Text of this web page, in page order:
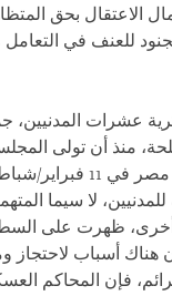
الاعتقال بحق
للعنف في
عشرات المدنيين،
منذ أن تولى
لا سيما
ظهرت على
هناك أسباب لاحتجاز
فإن المحاكم